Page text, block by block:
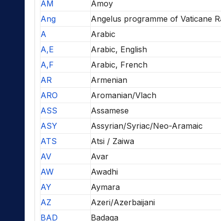
AM
Amoy
Ang
Angelus programme of Vaticane
A
Arabic
A,E
Arabic, English
A,F
Arabic, French
AR
Armenian
ARO
Aromanian/Vlach
ASS
Assamese
ASY
Assyrian/Syriac/Neo-Aramaic
ATS
Atsi / Zaiwa
AV
Avar
AW
Awadhi
AY
Aymara
AZ
Azeri/Azerbaijani
BAD
Badaga